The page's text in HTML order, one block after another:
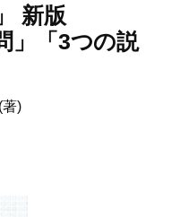
新版
」「3つの説
)